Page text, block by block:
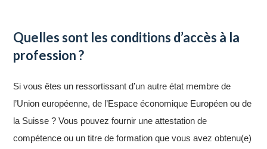
Quelles sont les conditions d’accès à la
profession ?
Si vous êtes un ressortissant d’un autre état membre de
l’Union européenne, de l’Espace économique Européen ou de
la Suisse ? Vous pouvez fournir une attestation de
compétence ou un titre de formation que vous avez obtenu(e)